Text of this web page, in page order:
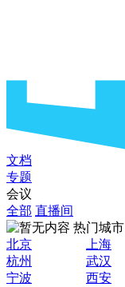
文档
专题
会议
全部 直播间
热门城市
北京
上海
杭州
武汉
宁波
西安